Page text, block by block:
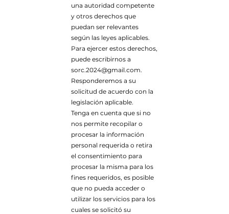
una autoridad competente
y otros derechos que
puedan ser relevantes
según las leyes aplicables.
Para ejercer estos derechos,
puede escribirnos a
sorc.2024@gmail.com.
Responderemos a su
solicitud de acuerdo con la
legislación aplicable.
Tenga en cuenta que si no
nos permite recopilar o
procesar la información
personal requerida o retira
el consentimiento para
procesar la misma para los
fines requeridos, es posible
que no pueda acceder o
utilizar los servicios para los
cuales se solicitó su